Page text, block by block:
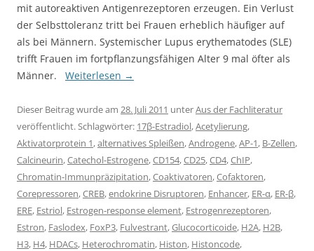
mit autoreaktiven Antigenrezeptoren erzeugen. Ein Verlust
der Selbsttoleranz tritt bei Frauen erheblich häufiger auf
als bei Männern. Systemischer Lupus erythematodes (SLE)
trifft Frauen im fortpflanzungsfähigen Alter 9 mal öfter als
Männer. Weiterlesen →
Dieser Beitrag wurde am 28. Juli 2011 unterAus der Fachliteratur
veröffentlicht. Schlagwörter: 17β-Estradiol,Acetylierung,
Aktivatorprotein 1,alternatives Spleißen,Androgene,AP-1, B-Zellen,
Calcineurin,Catechol-Estrogene,CD154,CD25,CD4,ChIP,
Chromatin-Immunpräzipitation,Coaktivatoren,Cofaktoren,
Corepressoren,CREB,endokrine Disruptoren, Enhancer, ER-α, ER-β,
ERE, Estriol, Estrogen-response element, Estrogenrezeptoren,
Estron, Faslodex, FoxP3, Fulvestrant,Glucocorticoide, H2A, H2B,
H3, H4, HDACs, Heterochromatin, Histon, Histoncode,